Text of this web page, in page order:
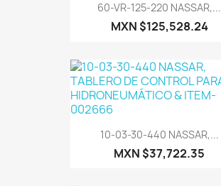
60-VR-125-220 NASSAR,...
MXN $125,528.24
10-03-30-440 NASSAR,...
MXN $37,722.35